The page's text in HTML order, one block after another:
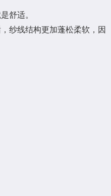
舒适。
纱线结构更加蓬松柔软，因